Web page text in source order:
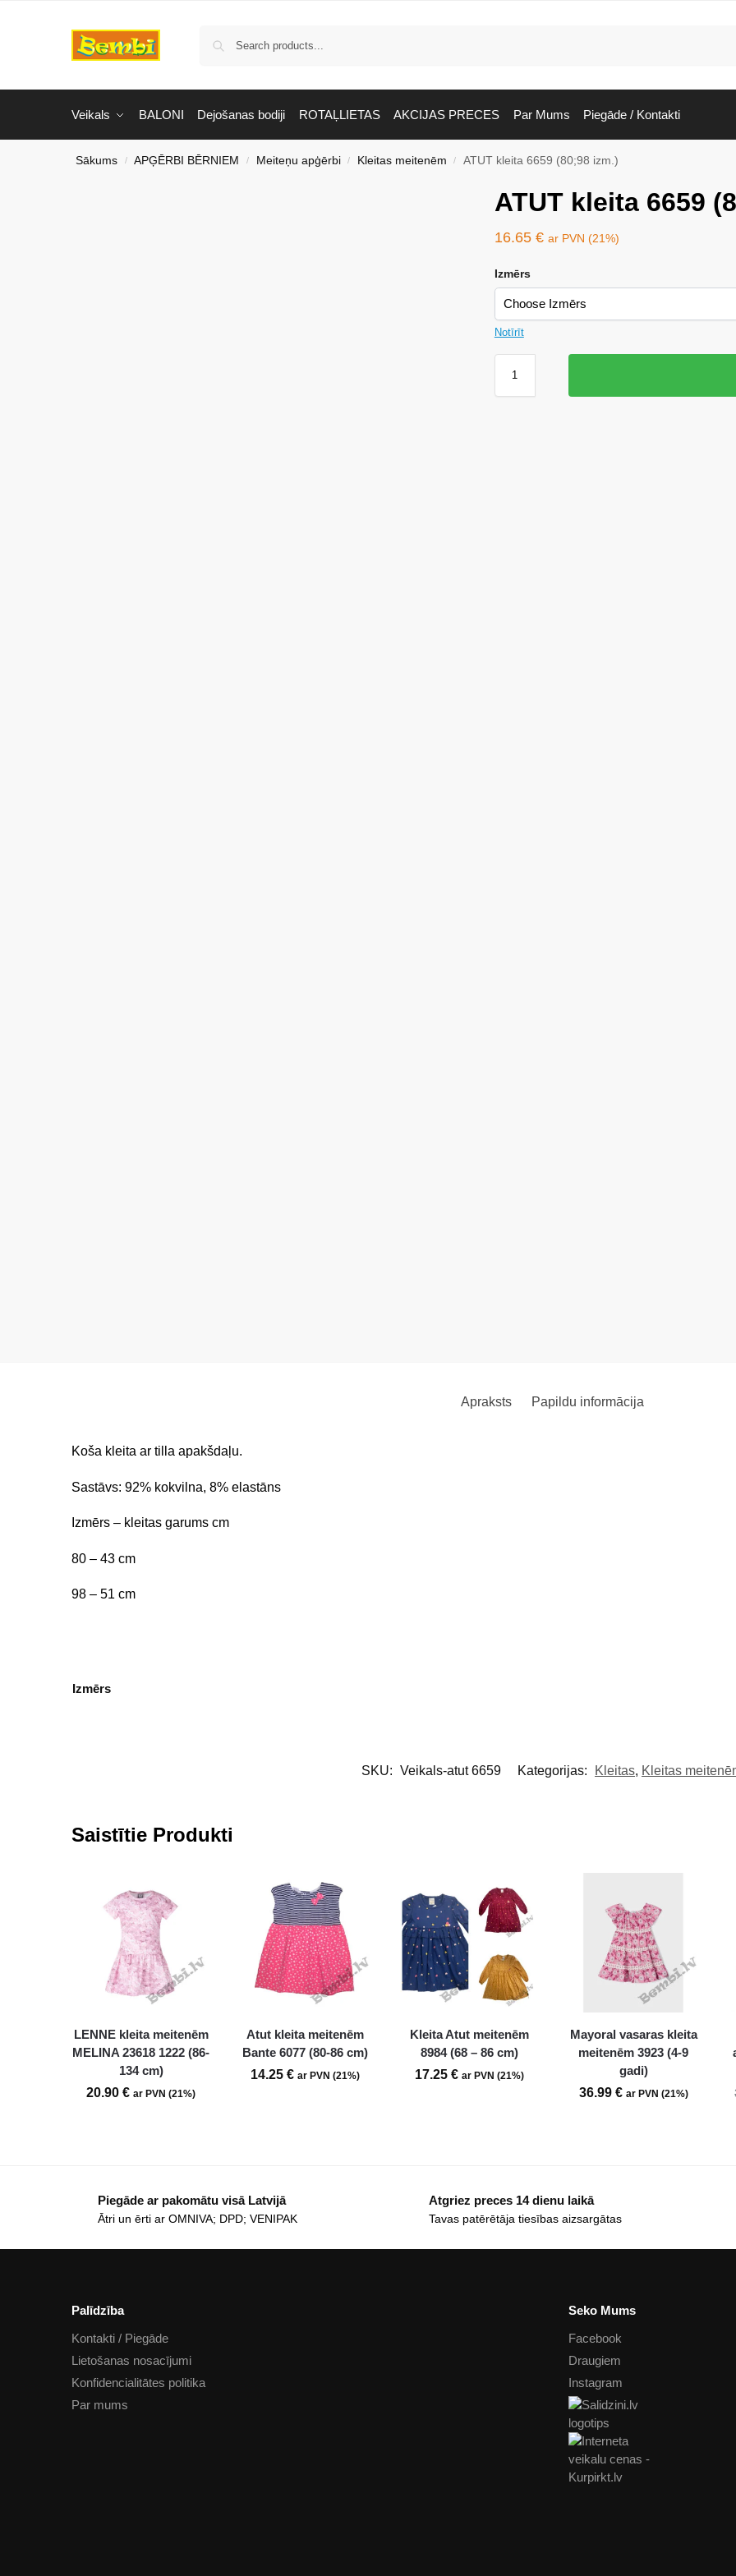
Veikals BALONI Dejošanas bodiji ROTAĻLIETAS AKCIJAS PRECES Par Mums Piegāde / Kontakti
Sākums / APĢĒRBI BĒRNIEM / Meiteņu apģērbi / Kleitas meitenēm / ATUT kleita 6659 (80;98 izm.)
ATUT kleita 6659
16.65 € ar PVN (21%)
Izmērs
Notīrīt
Apraksts Papildu informācija
Koša kleita ar tilla apakšdaļu.
Sastāvs: 92% kokvilna, 8% elastāns
Izmērs – kleitas garums cm
80 – 43 cm
98 – 51 cm
Izmērs
SKU: Veikals-atut 6659 Kategorijas: Kleitas, Kleitas
Saistītie Produkti
LENNE kleita meitenēm
MELINA 23618 1222 (86-
134 cm)
20.90€ ar PVN (21%)
Atut kleita meitenēm
Bante 6077 (80-86 cm)
14.25€ ar PVN (21%)
Kleita Atut meitenēm
8984 (68 – 86 cm)
17.25 € ar PVN (21%)
Mayoral vasaras kleita
meitenēm 3923 (4-9
gadi)
36.99 € ar PVN (21%)
Piegāde ar pakomātu visā Latvijā
Ātri un ērti ar OMNIVA; DPD; VENIPAK
Atgriez preces 14 dienu laikā
Tavas patērētāja tiesības aizsargātas
Palīdzība
Kontakti / Piegāde
Lietošanas nosacījumi
Konfidencialitātes politika
Par mums
Seko Mums
Facebook
Draugiem
Instagram